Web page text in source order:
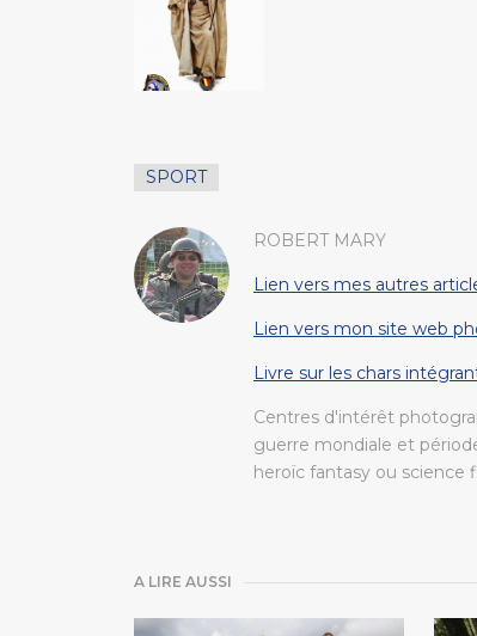
SPORT
ROBERT MARY
Lien vers mes autres
Lien vers mon site web
Livre sur les chars
Centres d'intérêt
guerre mondiale et
heroïc fantasy ou science
A LIRE AUSSI